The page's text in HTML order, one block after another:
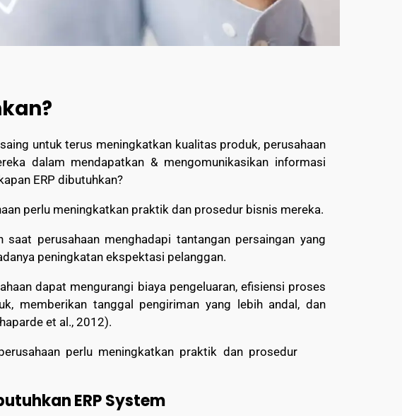
untuk terus meningkatkan kualitas produk, perusahaan
dalam mendapatkan & mengomunikasikan informasi
ERP dibutuhkan?
perlu meningkatkan praktik dan prosedur bisnis mereka.
perusahaan menghadapi tantangan persaingan yang
peningkatan ekspektasi pelanggan.
dapat mengurangi biaya pengeluaran, efisiensi proses
memberikan tanggal pengiriman yang lebih andal, dan
et al., 2012).
perlu meningkatkan praktik dan prosedur
ERP System